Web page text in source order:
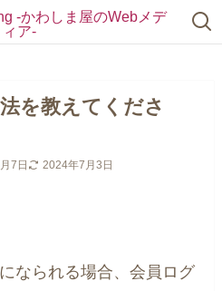
を教えてくださ
7日
2024年7月3日
なられる場合、会員ログ